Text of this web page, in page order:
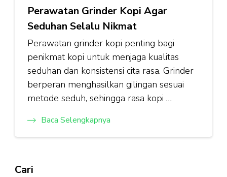
Perawatan Grinder Kopi Agar
Seduhan Selalu Nikmat
Perawatan grinder kopi penting bagi
penikmat kopi untuk menjaga kualitas
seduhan dan konsistensi cita rasa. Grinder
berperan menghasilkan gilingan sesuai
metode seduh, sehingga rasa kopi …
Baca Selengkapnya
Cari